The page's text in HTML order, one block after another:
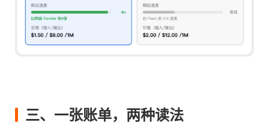
三、一张账单，两种读法